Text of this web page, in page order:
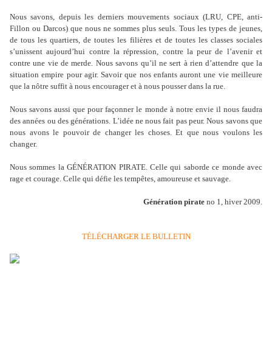
Nous savons, depuis les derniers mouvements sociaux (LRU, CPE, anti-
Fillon ou Darcos) que nous ne sommes plus seuls. Tous les types de jeunes,
de tous les quartiers, de toutes les filières et de toutes les classes sociales
s’unissent aujourd’hui contre la répression, contre la peur de l’avenir et
contre une vie de merde. Nous savons qu’il ne sert à rien d’attendre que la
situation empire pour agir. Savoir que nos enfants auront une vie meilleure
que la nôtre suffit à nous encourager et à nous pousser dans la rue.
Nous savons aussi que pour façonner le monde à notre envie il nous faudra
des années ou des générations. L’idée ne nous fait pas peur. Nous savons que
nous avons le pouvoir de changer les choses. Et que nous voulons les
changer.
Nous sommes la GÉNÉRATION PIRATE. Celle qui saborde ce monde avec
rage et courage. Celle qui défie les tempêtes, amoureuse et sauvage.
Génération pirate no 1, hiver 2009.
TÉLÉCHARGER LE BULLETIN